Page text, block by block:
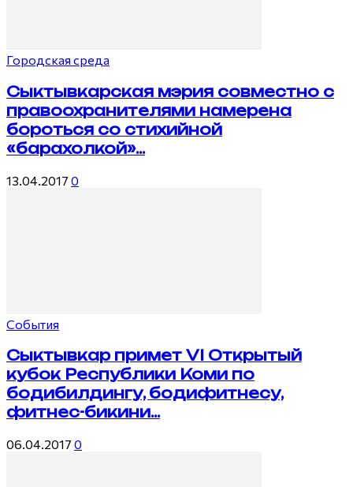
Городская среда
Сыктывкарская мэрия совместно с
правоохранителями намерена
бороться со стихийной
«барахолкой»...
13.04.2017 0
События
Сыктывкар примет VI Открытый
кубок Республики Коми по
бодибилдингу, бодифитнесу,
фитнес-бикини...
06.04.2017 0